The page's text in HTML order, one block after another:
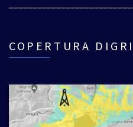
COPERTURA